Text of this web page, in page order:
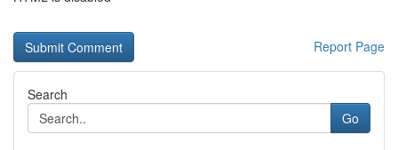
Report Page
Search
Go